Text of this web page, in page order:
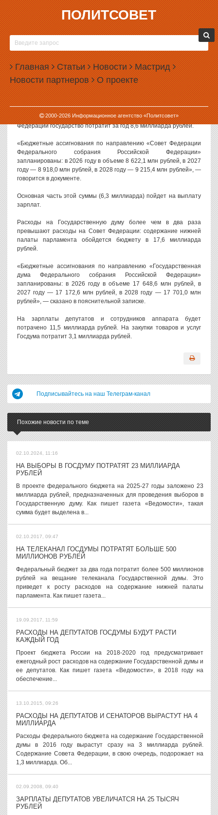
ПОЛИТСОВЕТ
Главная Статьи Новости Мастрид
Новости партнеров О проекте
2000-2026Информационное агентство «Политсовет»
01.10.2025, 11:50
РАСХОДЫ НА ГОСДУМУ И СОВЕТ ФЕДЕРАЦИИ
ВЫРАСТУТ НА 15%
Федеральный бюджет в 2026 году потратит на обеспечение
деятельности Государственной думы и Совета Федерации 26,2
миллиарда рублей, что на 15% больше, чем в 2025 году.
Объем расходов на функционирование палат Федерального
собрания раскрыт в проекте бюджета на 2026 год. Так, на Совет
Федерации государство потратит за год 8,6 миллиарда рублей.
«Бюджетные ассигнования по направлению «Совет Федерации
Федерального собрания Российской Федерации»
запланированы: в 2026 году в объеме 8 622,1 млн рублей, в 2027
году — 8 918,0 млн рублей, в 2028 году — 9 215,4 млн рублей», —
говорится в документе.
Основная часть этой суммы (6,3 миллиарда) пойдет на выплату
зарплат.
Расходы на Государственную думу более чем в два раза
превышают расходы на Совет Федерации: содержание нижней
палаты парламента обойдется бюджету в 17,6 миллиарда
рублей.
«Бюджетные ассигнования по направлению «Государственная
дума Федерального собрания Российской Федерации»
запланированы: в 2026 году в объеме 17 648,6 млн рублей, в
2027 году — 17 172,6 млн рублей, в 2028 году — 17 701,0 млн
рублей», — сказано в пояснительной записке.
На зарплаты депутатов и сотрудников аппарата будет
потрачено 11,5 миллиарда рублей. На закупки товаров и услуг
Госдума потратит 3,1 миллиарда рублей.
Подписывайтесь на наш Телеграм-канал
Похожие новости по теме
02.10.2024, 11:16
НА ВЫБОРЫ В ГОСДУМУ ПОТРАТЯТ 23 МИЛЛИАРДА
РУБЛЕЙ
В проекте федерального бюджета на 2025-27 годы заложено 23
миллиарда рублей, предназначенных для проведения выборов в
Государственную думу. Как пишет газета «Ведомости», такая
сумма будет выделена в...
02.10.2017, 09:47
НА ТЕЛЕКАНАЛ ГОСДУМЫ ПОТРАТЯТ БОЛЬШЕ 500
МИЛЛИОНОВ РУБЛЕЙ
Федеральный бюджет за два года потратит более 500 миллионов
рублей на вещание телеканала Государственной думы. Это
приведет к росту расходов на содержание нижней палаты
парламента. Как пишет газета...
19.09.2017, 11:59
РАСХОДЫ НА ДЕПУТАТОВ ГОСДУМЫ БУДУТ РАСТИ
КАЖДЫЙ ГОД
Проект бюджета России на 2018-2020 год предусматривает
ежегодный рост расходов на содержание Государственной думы и
ее депутатов. Как пишет газета «Ведомости», в 2018 году на
обеспечение...
13.10.2015, 09:26
РАСХОДЫ НА ДЕПУТАТОВ И СЕНАТОРОВ ВЫРАСТУТ НА 4
МИЛЛИАРДА
Расходы федерального бюджета на содержание Государственной
думы в 2016 году вырастут сразу на 3 миллиарда рублей.
Содержание Совета Федерации, в свою очередь, подорожает на
1,3 миллиарда. Об...
02.09.2008, 09:40
ЗАРПЛАТЫ ДЕПУТАТОВ УВЕЛИЧАТСЯ НА 25 ТЫСЯЧ
РУБЛЕЙ